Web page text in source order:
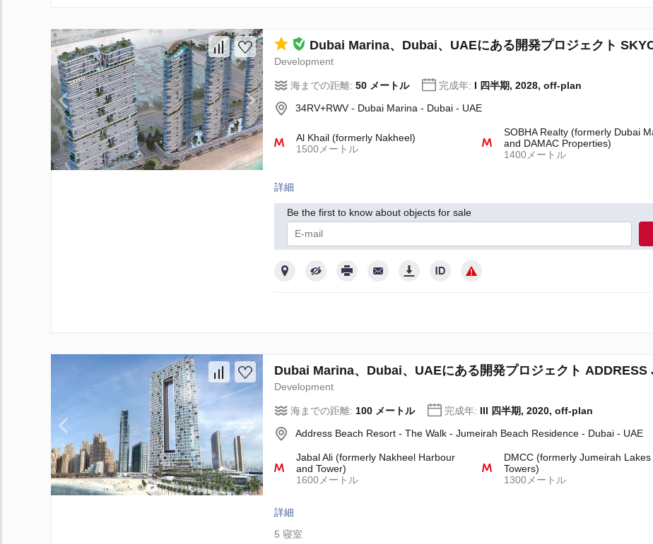
Dubai Marina、Dubai、UAEにある開発プロジェクト
Development
海までの距離: 50 メートル 完成年: I 四半期, 2028, off-plan
34RV+RWV - Dubai Marina - Dubai - UAE
Al Khail (formerly Nakheel)
1500メートル
SOBHA Realty (formerly Dubai
and DAMAC Properties)
1400メートル
詳細
Be the first to know about objects for sale
Dubai Marina、Dubai、UAEにある開発プロジェクト ADDRESS
Development
海までの距離: 100 メートル 完成年: III 四半期, 2020, off-plan
Address Beach Resort - The Walk - Jumeirah Beach Residence - Dubai - UAE
Jabal Ali (formerly Nakheel Harbour
and Tower)
1600メートル
DMCC (formerly Jumeirah Lakes
Towers)
1300メートル
詳細
5 寝室